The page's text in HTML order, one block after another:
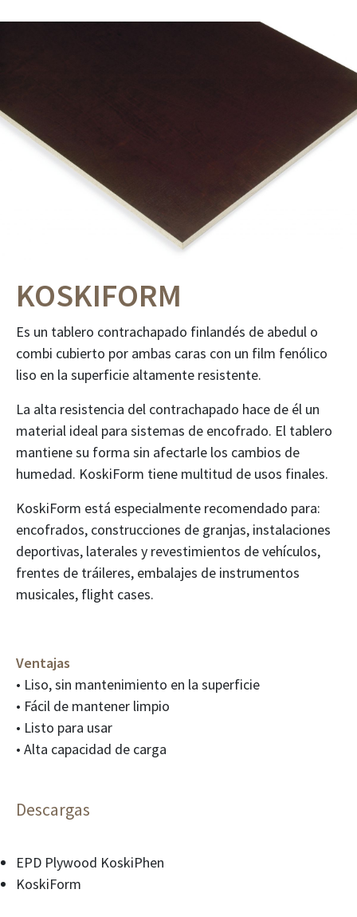
KOSKIFORM
Es un tablero contrachapado finlandés de abedul o
combi cubierto por ambas caras con un film fenólico
liso en la superficie altamente resistente.
La alta resistencia del contrachapado hace de él un
material ideal para sistemas de encofrado. El tablero
mantiene su forma sin afectarle los cambios de
humedad. KoskiForm tiene multitud de usos finales.
KoskiForm está especialmente recomendado para:
encofrados, construcciones de granjas, instalaciones
deportivas, laterales y revestimientos de vehículos,
frentes de tráileres, embalajes de instrumentos
musicales, flight cases.
Ventajas
• Liso, sin mantenimiento en la superficie
• Fácil de mantener limpio
• Listo para usar
• Alta capacidad de carga
Descargas
EPD Plywood KoskiPhen
KoskiForm